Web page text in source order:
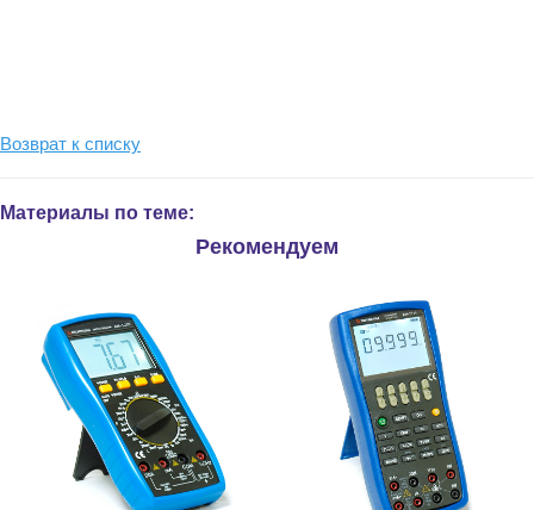
Возврат к списку
Материалы по теме:
Рекомендуем